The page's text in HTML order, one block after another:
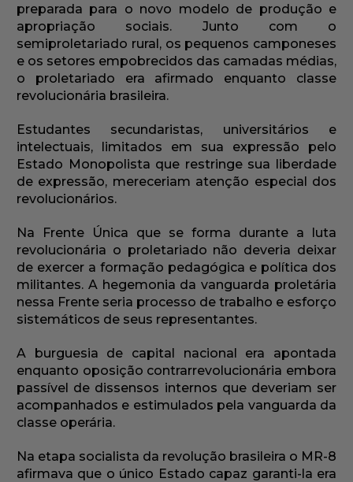
preparada para o novo modelo de produção e
apropriação sociais. Junto com o
semiproletariado rural, os pequenos camponeses
e os setores empobrecidos das camadas médias,
o proletariado era afirmado enquanto classe
revolucionária brasileira.
Estudantes secundaristas, universitários e
intelectuais, limitados em sua expressão pelo
Estado Monopolista que restringe sua liberdade
de expressão, mereceriam atenção especial dos
revolucionários.
Na Frente Única que se forma durante a luta
revolucionária o proletariado não deveria deixar
de exercer a formação pedagógica e política dos
militantes. A hegemonia da vanguarda proletária
nessa Frente seria processo de trabalho e esforço
sistemáticos de seus representantes.
A burguesia de capital nacional era apontada
enquanto oposição contrarrevolucionária embora
passível de dissensos internos que deveriam ser
acompanhados e estimulados pela vanguarda da
classe operária.
Na etapa socialista da revolução brasileira o MR-8
afirmava que o único Estado capaz garanti-la era